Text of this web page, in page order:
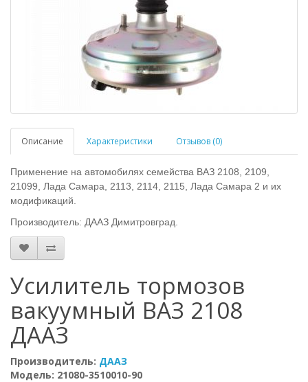
Описание Характеристики Отзывов (0)
Применение на автомобилях семейства ВАЗ 2108, 2109,
21099, Лада Самара, 2113, 2114, 2115, Лада Самара 2 и их
модификаций.
Производитель: ДААЗ Димитровград
Усилитель тормозов
вакуумный ВАЗ 2108
ДААЗ
Производитель: ДААЗ
Модель: 21080-3510010-90